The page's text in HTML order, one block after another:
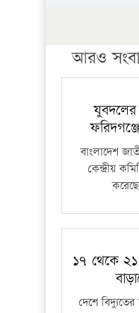
আরও
যুবদলের
বাংলাদেশ
কেন্দ্রীয়
১৭ থেকে
দেশে